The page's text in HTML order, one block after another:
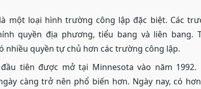
một loại hình trường công lập đặc biệt. Các
quyền địa phương, tiểu bang và liên bang.
nhiều quyền tự chủ hơn các trường công lập.
tiên được mở tại Minnesota vào năm 1992.
càng trở nên phổ biến hơn. Ngày nay, có